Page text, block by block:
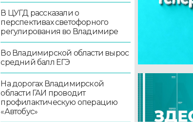
В ЦУГД рассказали о
перспективах светофорного
регулирования во Владимире
Во Владимирской области вырос
средний балл ЕГЭ
На дорогах Владимирской
области ГАИ проводит
профилактическую операцию
«Автобус»